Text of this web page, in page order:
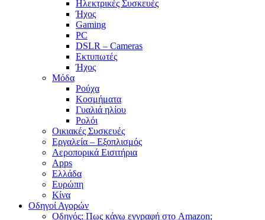
Hλεκτρικές Συσκευές
Ήχος
Gaming
PC
DSLR – Cameras
Εκτυπωτές
Ήχος
Μόδα
Ρούχα
Κοσμήματα
Γυαλιά ηλίου
Ρολόι
Οικιακές Συσκευές
Εργαλεία – Εξοπλισμός
Αεροπορικά Εισιτήρια
Apps
Ελλάδα
Ευρώπη
Κίνα
Οδηγοί Αγορών
Οδηγός: Πως κάνω εγγραφή στο Amazon;